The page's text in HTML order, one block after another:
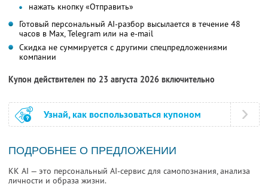
нажать кнопку «Отправить»
Готовый персональный AI-разбор высылается в течение 48
часов в Max, Telegram или на e-mail
Скидка не суммируется с другими спецпредложениями
компании
Купон действителен по 23 августа 2026 включительно
Узнай, как воспользоваться купоном
ПОДРОБНЕЕ О ПРЕДЛОЖЕНИИ
KK AI — это персональный AI-сервис для самопознания, анализа
личности и образа жизни.